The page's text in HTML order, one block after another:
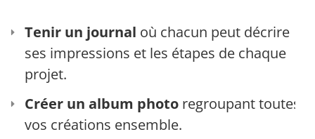
Tenir un journal où chacun peut décrire
ses impressions et les étapes de chaque
projet.
Créer un album photo regroupant toutes
vos créations ensemble.